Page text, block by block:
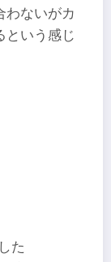
わないがカ
という感じ
た